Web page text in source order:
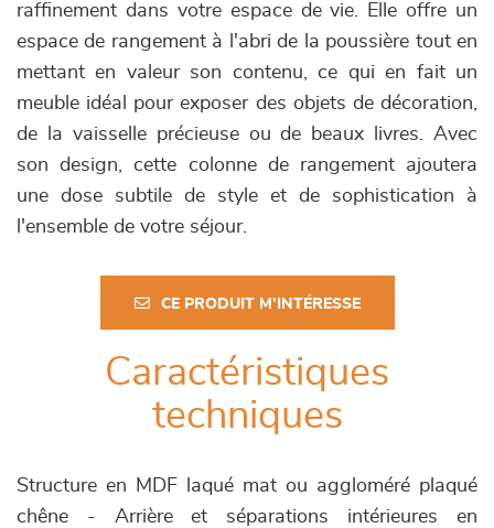
raffinement dans votre espace de vie. Elle offre un
espace de rangement à l'abri de la poussière tout en
mettant en valeur son contenu, ce qui en fait un
meuble idéal pour exposer des objets de décoration,
de la vaisselle précieuse ou de beaux livres. Avec
son design, cette colonne de rangement ajoutera
une dose subtile de style et de sophistication à
l'ensemble de votre séjour.
CE PRODUIT M'INTÉRESSE
Caractéristiques
techniques
Structure en MDF laqué mat ou aggloméré plaqué
chêne - Arrière et séparations intérieures en